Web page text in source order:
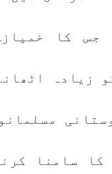
جس کا
زیادہ
کا سامنا